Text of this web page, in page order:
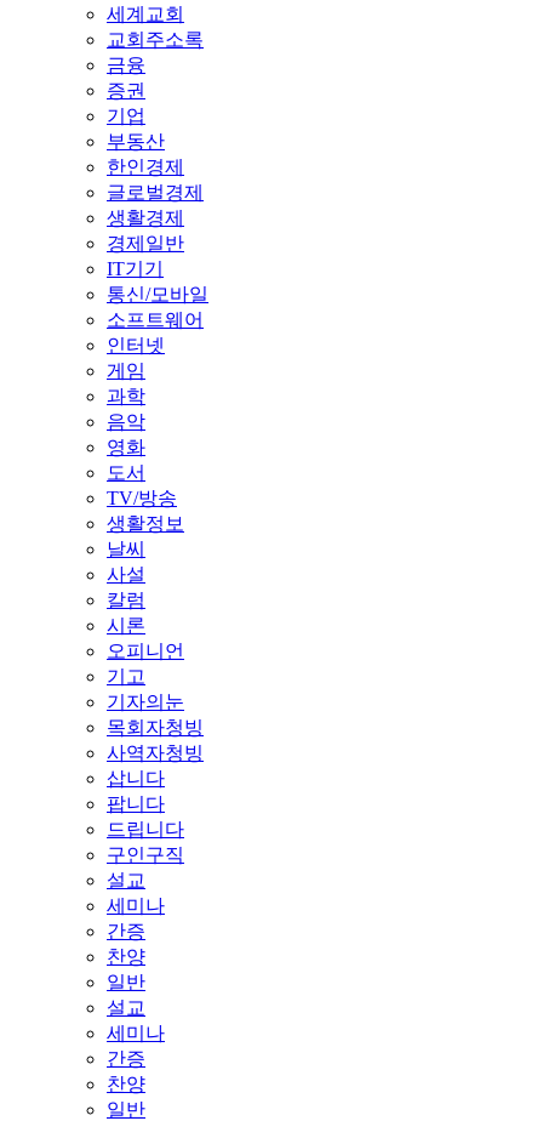
세계교회
교회주소록
금융
증권
기업
부동산
한인경제
글로벌경제
생활경제
경제일반
IT기기
통신/모바일
소프트웨어
인터넷
게임
과학
음악
영화
도서
TV/방송
생활정보
날씨
사설
칼럼
시론
오피니언
기고
기자의눈
목회자청빙
사역자청빙
삽니다
팝니다
드립니다
구인구직
설교
세미나
간증
찬양
일반
설교
세미나
간증
찬양
일반